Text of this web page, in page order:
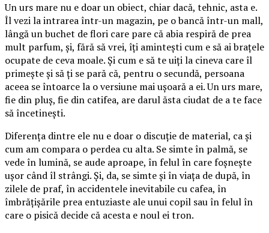
Un urs mare nu e doar un obiect, chiar dacă, tehnic, asta e.
Îl vezi la intrarea într-un magazin, pe o bancă într-un mall,
lângă un buchet de flori care pare că abia respiră de prea
mult parfum, și, fără să vrei, îți amintești cum e să ai brațele
ocupate de ceva moale. Și cum e să te uiți la cineva care îl
primește și să ți se pară că, pentru o secundă, persoana
aceea se întoarce la o versiune mai ușoară a ei. Un urs mare,
fie din pluș, fie din catifea, are darul ăsta ciudat de a te face
să încetinești.
Diferența dintre ele nu e doar o discuție de material, ca și
cum am compara o perdea cu alta. Se simte în palmă, se
vede în lumină, se aude aproape, în felul în care foșnește
ușor când îl strângi. Și, da, se simte și în viața de după, în
zilele de praf, în accidentele inevitabile cu cafea, în
îmbrățișările prea entuziaste ale unui copil sau în felul în
care o pisică decide că acesta e noul ei tron.